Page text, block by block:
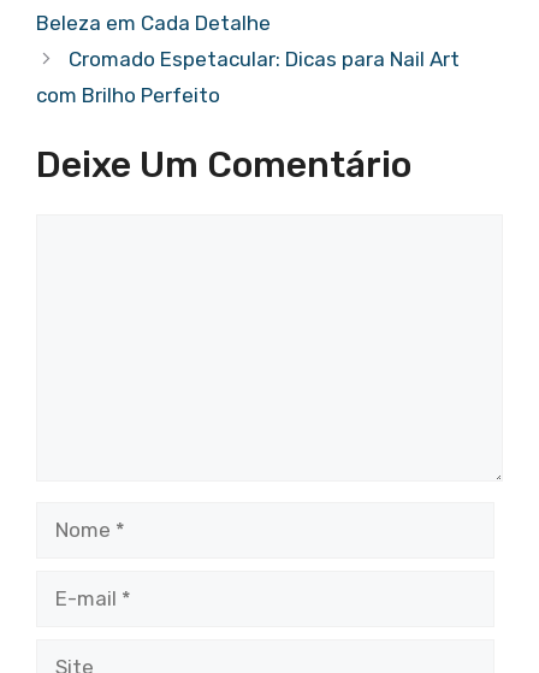
Beleza em Cada Detalhe
Cromado Espetacular: Dicas para Nail Art
com Brilho Perfeito
Deixe Um Comentário